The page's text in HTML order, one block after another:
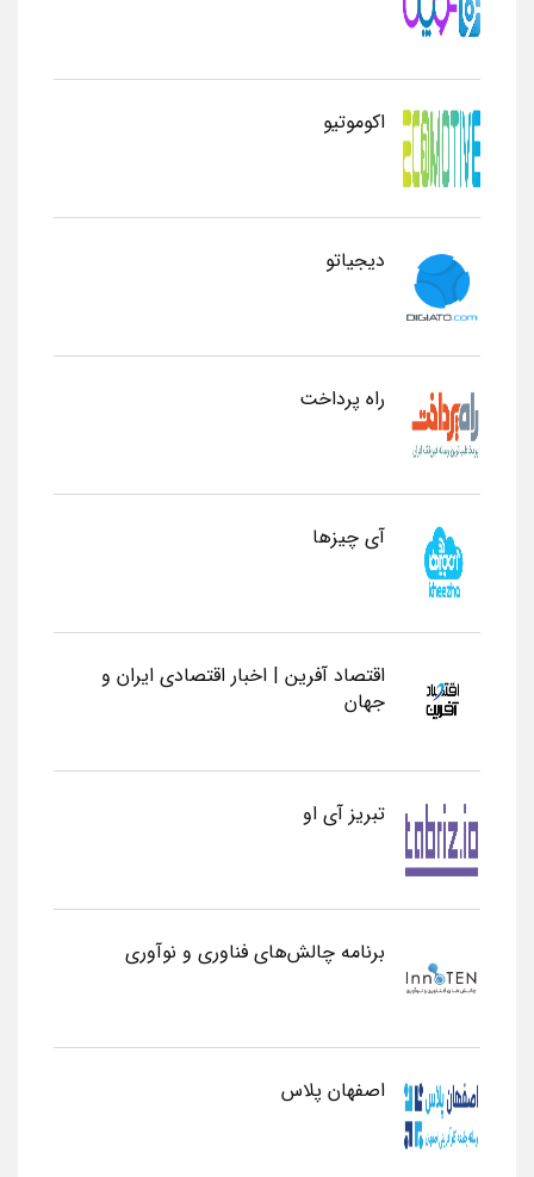
اکوموتیو
دیجیاتو
راه پرداخت
آی چیزها
اقتصاد آفرین | اخبار اقتصادی ایران و
جهان
تبریز آی او
برنامه چالش‌های فناوری و نوآوری
اصفهان پلاس